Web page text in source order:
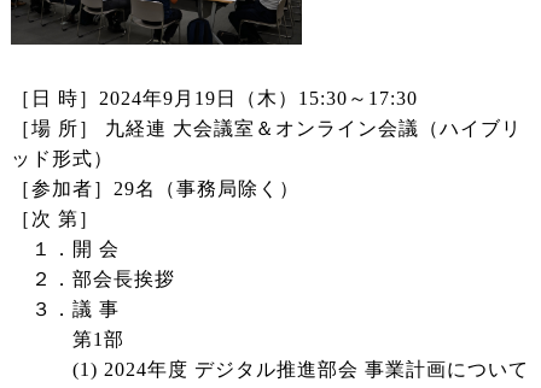
［日 時］2024年9月19日（木）15:30～17:30
［場 所］ 九経連 大会議室＆オンライン会議（ハイブリ
ッド形式）
［参加者］29名（事務局除く）
［次 第］
１．開 会
２．部会長挨拶
３．議 事
第1部
(1) 2024年度 デジタル推進部会 事業計画について